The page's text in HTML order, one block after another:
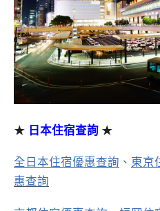
★ 日本住宿查詢 ★
全日本住宿優惠查詢 、 東京
惠查詢